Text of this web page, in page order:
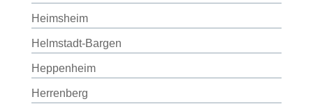
Heimsheim
Helmstadt-Bargen
Heppenheim
Herrenberg